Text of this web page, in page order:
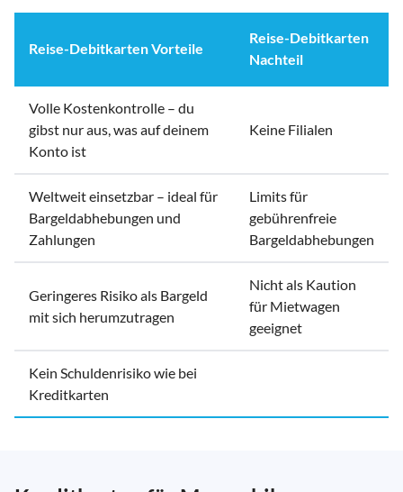
Reise-Debitkarten Vorteile
Reise-Debitkarten
Nachteil
Volle Kostenkontrolle – du
gibst nur aus, was auf deinem
Konto ist
Keine Filialen
Weltweit einsetzbar – ideal für
Bargeldabhebungen und
Zahlungen
Limits für
gebührenfreie
Bargeldabhebungen
Geringeres Risiko als Bargeld
mit sich herumzutragen
Nicht als Kaution
für Mietwagen
geeignet
Kein Schuldenrisiko wie bei
Kreditkarten